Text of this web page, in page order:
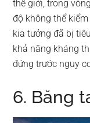
thế giới, trong
độ không thể
kia tưởng đã bị
khả năng kháng
đứng trước nguy
6. Băng